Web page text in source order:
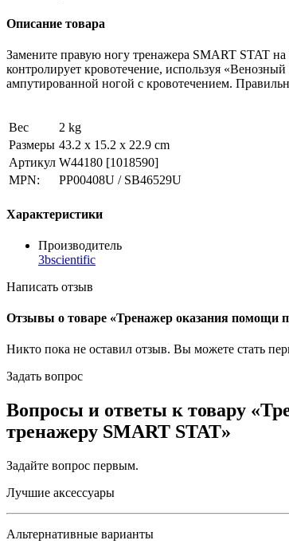
Описание товара
Замените правую ногу тренажера SMART STAT
контролирует кровотечение, используя
ампутированной ногой с кровотечением.
Вес
2 kg
Размеры 43.2 x 15.2 x 22.9 cm
Артикул W44180 [1018590]
MPN:
PP00408U / SB46529U
Характеристики
Производитель
3bscientific
Написать отзыв
Отзывы о товаре «Тренажер оказания помощи
Никто пока не оставил отзыв. Вы можете стать
Задать вопрос
Вопросы и ответы к товару
тренажеру SMART STAT»
Задайте вопрос первым.
Лучшие аксессуары
Альтернативные варианты